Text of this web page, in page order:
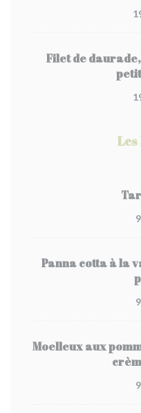
Filet de
Panna cotta à la
Moelleux aux